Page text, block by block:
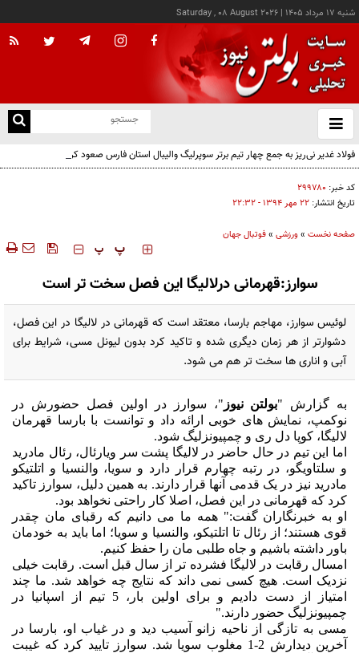
شنبه ۱۷ مرداد ۱۴۰۵ |
Saturday , 08 August 2026
باز
و
فولاد غدیر نی‌ریز به جمع چهار تیم برتر سوپرلیگ والیبال استان فارس صعود کرد
کد خبر: ۲۹۹۷۸۰
تاریخ انتشار: ۲۲ مهر ۱۳۹۴ - ۲۲:۳۲
صفحه نخست »ورزشی »فوتبال جهان
‍‍‍ پ پ
سوارز:قهرمانی درلالیگا این فصل سخت تر است
لوئیس سوارز، مهاجم بارسا، معتقد است که قهرمانی در لالیگا در این فصل،
دشوارتر از هر زمان دیگری ‏شده و تاکید کرد بدون لیونل مسی، شرایط برای
آبی و اناری ها سخت تر هم می شود.‏
به گزارش "بولتن نیوز "، سوارز در اولین فصل حضورش در
نوکمپ، نمایش های خوبی ارائه داد و ‏توانست با بارسا قهرمان
لالیگا، کوپا دل ری و چمپیونزلیگ شود.‏
اما این تیم در حال حاضر در لالیگا پشت سر ویارئال، رئال مادرید
و سلتاویگو، در رتبه چهارم قرار دارد ‏و سویا، والنسیا و اتلتیکو
مادرید نیز در یک قدمی آنها قرار دارند. به همین دلیل، سوارز تاکید
کرد که ‏قهرمانی در این فصل، اصلا کار راحتی نخواهد بود.‏
او به خبرنگاران گفت:" همه ما می دانیم که رقبای مان چقدر
قوی هستند؛ از رئال تا اتلتیکو، والنسیا و ‏سویا؛ اما باید به خودمان
باور داشته باشیم و جاه طلبی مان را حفظ کنیم. ‏
امسال رقابت در لالیگا فشرده تر از سال قبل است. رقابت خیلی
نزدیک است. هیچ کسی نمی داند که نتایج ‏چه خواهد شد. ما چند
امتیاز از دست دادیم و برای اولین بار، 5 تیم از اسپانیا در
چمپیونزلیگ حضور ‏دارند."‏
مسی به تازگی از ناحیه زانو آسیب دید و در غیاب او، بارسا در
آخرین دیدارش 2-1 مغلوب سویا شد. ‏سوارز تایید کرد که غیبت